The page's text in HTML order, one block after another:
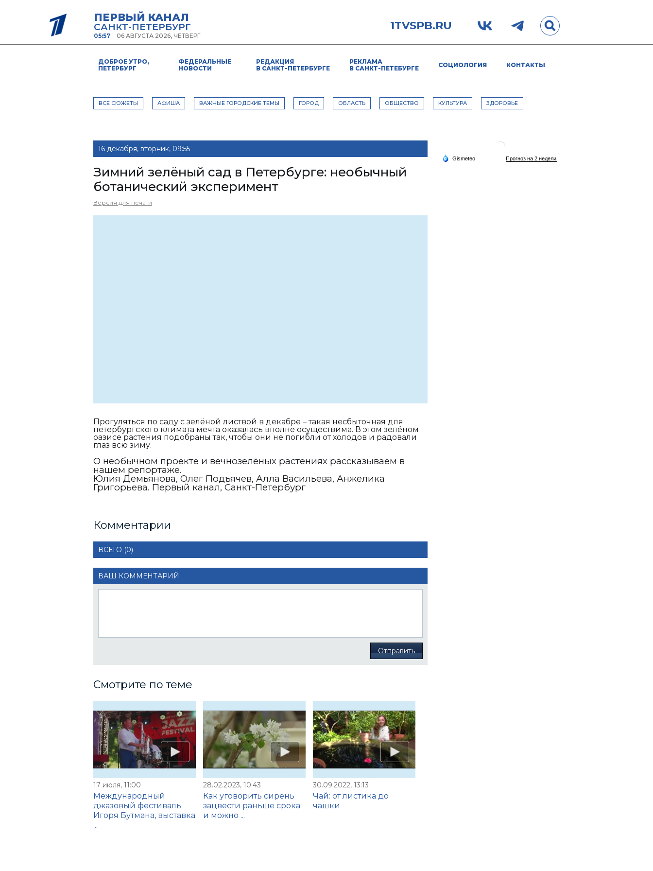
ПЕРВЫЙ КАНАЛ
САНКТ-ПЕТЕРБУРГ
05:57 06 АВГУСТА 2026, ЧЕТВЕРГ
1TVSPB.RU
ДОБРОЕ УТРО,
ПЕТЕРБУРГ
ФЕДЕРАЛЬНЫЕ
НОВОСТИ
РЕДАКЦИЯ
В САНКТ-ПЕТЕРБУРГЕ
РЕКЛАМА
В САНКТ-ПЕТЕБУРГЕ
СОЦИОЛОГИЯ КОНТАКТЫ
ВСЕ СЮЖЕТЫ АФИША ВАЖНЫЕ ГОРОДСКИЕ ТЕМЫ ГОРОД ОБЛАСТЬ ОБЩЕСТВО КУЛЬТУРА ЗДОРОВЬЕ
16 декабря, вторник, 09:55
Зимний зелёный сад в Петербурге: необычный
ботанический эксперимент
Версия для печати
Прогуляться по саду с зелёной листвой в декабре – такая несбыточная для
петербургского климата мечта оказалась вполне осуществима. В этом зелёном
оазисе растения подобраны так, чтобы они не погибли от холодов и радовали
глаз всю зиму.
О необычном проекте и вечнозелёных растениях рассказываем в
нашем репортаже.
Юлия Демьянова, Олег Подъячев, Алла Васильева, Анжелика
Григорьева. Первый канал, Санкт-Петербург
Комментарии
ВСЕГО (0)
ВАШ КОММЕНТАРИЙ
Отправить
Смотрите по теме
17 июля, 11:00
Международный
джазовый фестиваль
Игоря Бутмана, выставка
...
28.02.2023, 10:43
Как уговорить сирень
зацвести раньше срока
и можно ...
30.09.2022, 13:13
Чай: от листика до
чашки